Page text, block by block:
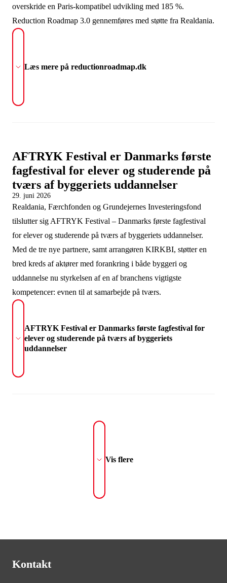
overskride en Paris-kompatibel udvikling med 185 %.
Reduction Roadmap 3.0 gennemføres med støtte fra Realdania.
Læs mere på reductionroadmap.dk
AFTRYK Festival er Danmarks første
fagfestival for elever og studerende på
tværs af byggeriets uddannelser
29. juni 2026
Realdania, Færchfonden og Grundejernes Investeringsfond
tilslutter sig AFTRYK Festival – Danmarks første fagfestival
for elever og studerende på tværs af byggeriets uddannelser.
Med de tre nye partnere, samt arrangøren KIRKBI, støtter en
bred kreds af aktører med forankring i både byggeri og
uddannelse nu styrkelsen af en af branchens vigtigste
kompetencer: evnen til at samarbejde på tværs.
AFTRYK Festival er Danmarks første fagfestival for
elever og studerende på tværs af byggeriets
uddannelser
Vis flere
Kontakt